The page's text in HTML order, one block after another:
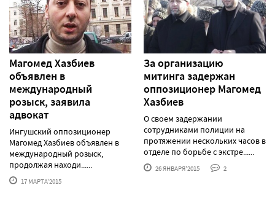
Магомед Хазбиев
объявлен в
международный
розыск, заявила
адвокат
Ингушский оппозиционер
Магомед Хазбиев объявлен в
международный розыск,
продолжая находи......
17 МАРТА'2015
За организацию
митинга задержан
оппозиционер Магомед
Хазбиев
О своем задержании
сотрудниками полиции на
протяжении нескольких часов в
отделе по борьбе с экстре......
26 ЯНВАРЯ'2015 2